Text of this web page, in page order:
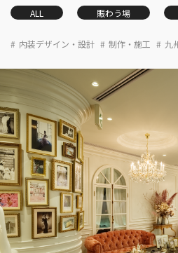
ALL 賑わう場
内装デザイン・設計 制作・施工 九